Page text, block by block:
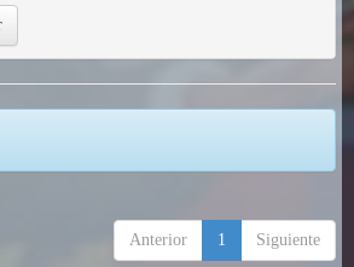
Anterior 1 Siguiente